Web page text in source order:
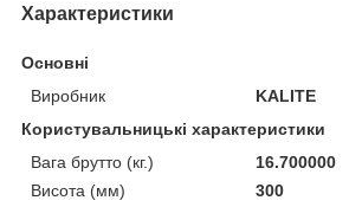
Характеристики
Основні
Виробник
KALITE
Користувальницькі характеристики
Вага брутто (кг.)
16.700000
Висота (мм)
300